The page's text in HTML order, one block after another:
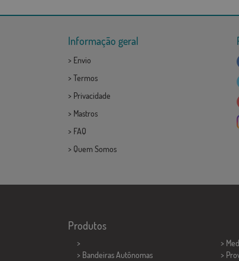
Informação geral
> Envio
> Termos
> Privacidade
> Mastros
> FAQ
> Quem Somos
Produtos
>
> Bandeiras Autônomas
>
>